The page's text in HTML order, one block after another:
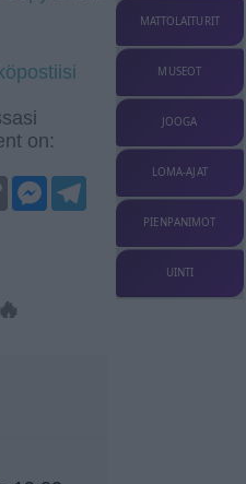
on:
Copy
Link
Messenger
MATTOLAITURIT
MUSEOT
JOOGA
LOMA-AJAT
PIENPANIMOT
UINTI